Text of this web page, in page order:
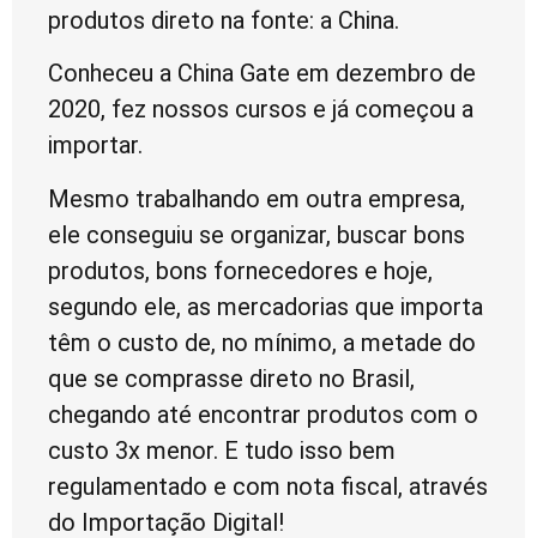
produtos direto na fonte: a China.
Conheceu a China Gate em dezembro de
2020, fez nossos cursos e já começou a
importar.
Mesmo trabalhando em outra empresa,
ele conseguiu se organizar, buscar bons
produtos, bons fornecedores e hoje,
segundo ele, as mercadorias que importa
têm o custo de, no mínimo, a metade do
que se comprasse direto no Brasil,
chegando até encontrar produtos com o
custo 3x menor. E tudo isso bem
regulamentado e com nota fiscal, através
do Importação Digital!